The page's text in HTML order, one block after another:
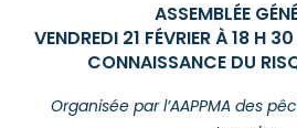
ASSEMBLÉE
VENDREDI 21 FÉVRIER À 18 H
CONNAISSANCE DU
Organisée par l’AAPPMA des